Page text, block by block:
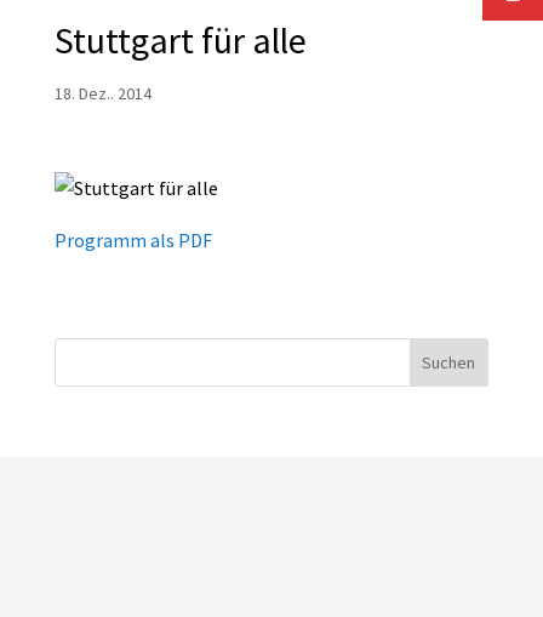
Stuttgart für alle
18. Dez.. 2014
Programm als PDF
Suchen